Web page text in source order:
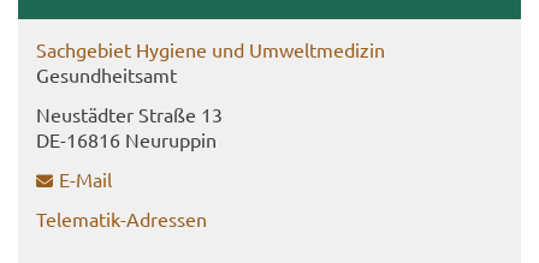
Sach­ge­biet Hy­gie­ne und Um­welt­me­di­zin
Ge­sund­heits­amt
Neu­städ­ter Stra­ße 13
DE-​16816 Neu­rup­pin
E-​Mail
Telematik-​Adressen